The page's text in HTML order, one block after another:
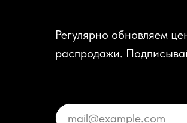
Регулярно обновляем
распродажи.